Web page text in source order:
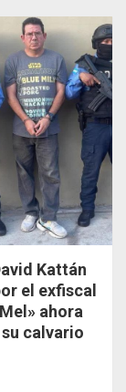
Kattán
el exfiscal
ahora
calvario